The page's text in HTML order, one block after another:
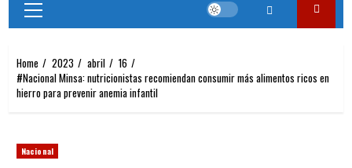
Primary
Menu
Home 2023 abril
16
#Nacional Minsa: nutricionistas recomiendan consumir más alimentos ricos en
hierro para prevenir anemia infantil
Nacional